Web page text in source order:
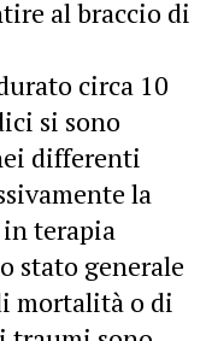
al braccio di
circa 10
si sono
differenti
la
terapia
stato generale
mortalità o di